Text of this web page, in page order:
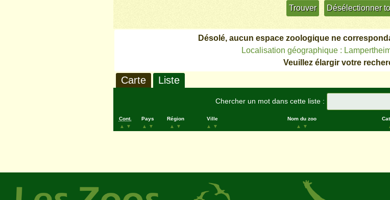
Désolé, aucun espace zoologique ne
Localisation géographique :
Veuillez élargir votre
Carte Liste
Chercher un mot dans cette liste :
Cont.
▲
▼
Pays
▲
▼
Région
▲
▼
Ville
▲
▼
Nom du zoo
▲
▼